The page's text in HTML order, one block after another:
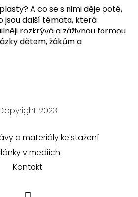
A co se s nimi děje poté,
jsou další témata, která
rozkrývá a záživnou formou
dětem, žákům a
2023
a materiály ke stažení
v mediích
Kontakt